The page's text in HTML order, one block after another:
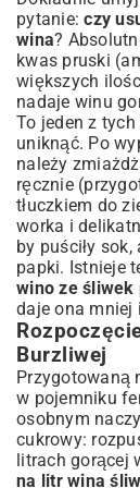
pytanie:czy
wina?
kwas pruski
większych
nadaje winu
To jeden z tych
uniknąć. Po
należy
ręcznie
tłuczkiem do
worka i
by puściły
papki. Istnieje
wino ze śliwek
daje ona mniej
Burzliwej
Przygotowaną
w pojemniku
osobnym
cukrowy:
litrach gorącej
na litr wina